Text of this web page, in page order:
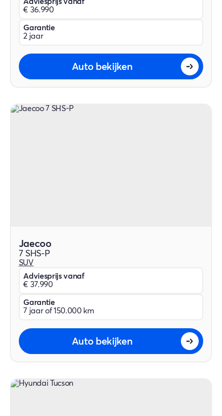
€ 36.990
Garantie
2 jaar
Auto bekijken
Jaecoo
7 SHS-P
SUV
Adviesprijs vanaf
€ 37.990
Garantie
7 jaar of 150.000 km
Auto bekijken